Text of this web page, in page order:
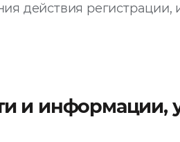
действия регистрации,
и информации,